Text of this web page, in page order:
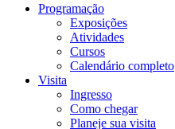
Programação
Exposições
Atividades
Cursos
Calendário completo
Visita
Ingresso
Como chegar
Planeje sua visita